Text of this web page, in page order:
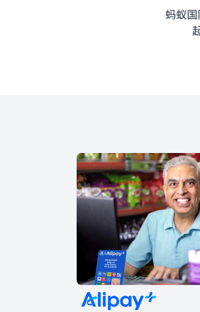
蚂蚁